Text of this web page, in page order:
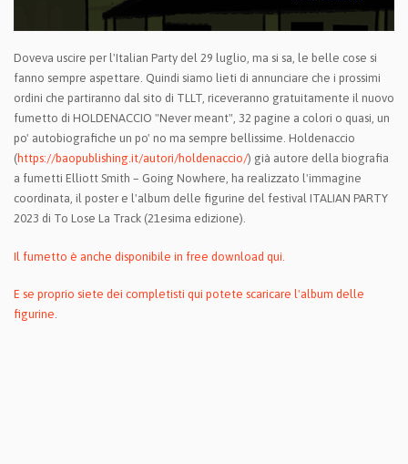
Doveva uscire per l'Italian Party del 29 luglio, ma si sa, le belle cose si
fanno sempre aspettare. Quindi siamo lieti di annunciare che i prossimi
ordini che partiranno dal sito di TLLT, riceveranno gratuitamente il nuovo
fumetto di HOLDENACCIO "Never meant", 32 pagine a colori o quasi, un
po' autobiografiche un po' no ma sempre bellissime. Holdenaccio
(https://baopublishing.it/autori/holdenaccio/) già autore della biografia
a fumetti Elliott Smith – Going Nowhere, ha realizzato l'immagine
coordinata, il poster e l'album delle figurine del festival ITALIAN PARTY
2023 di To Lose La Track (21esima edizione).
Il fumetto è anche disponibile in free download qui.
E se proprio siete dei completisti qui potete scaricare l'album delle
figurine.